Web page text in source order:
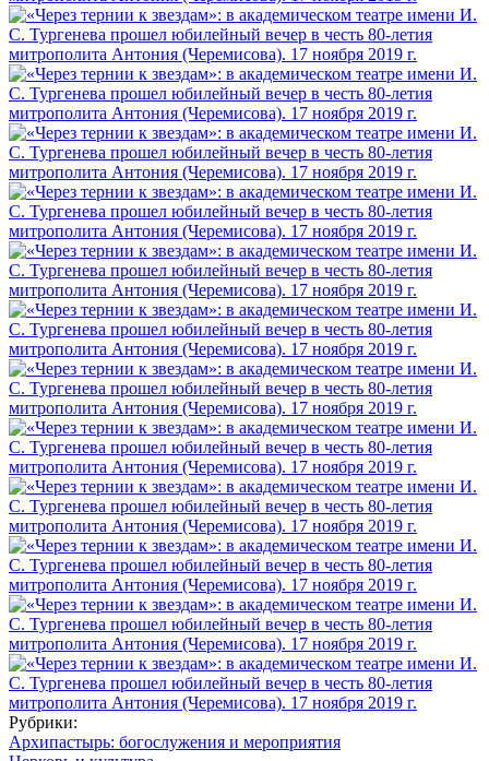
Рубрики:
Архипастырь: богослужения и мероприятия